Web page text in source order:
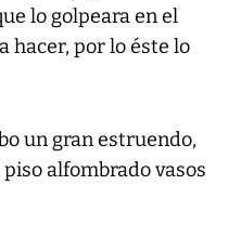
lo golpeara en el
hacer, por lo éste lo
un gran estruendo,
alfombrado vasos